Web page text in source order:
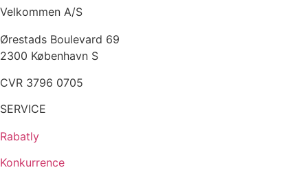
Velkommen A/S
Ørestads Boulevard 69
2300 København S
CVR 3796 0705
SERVICE
Rabatly
Konkurrence